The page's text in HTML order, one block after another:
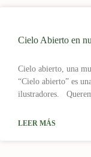
Cielo Abierto en
Cielo abierto, una
“Cielo abierto” es
ilustradores.
LEER MÁS